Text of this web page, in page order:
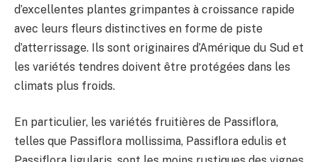
d’excellentes plantes grimpantes à croissance rapide
avec leurs fleurs distinctives en forme de piste
d’atterrissage. Ils sont originaires d’Amérique du Sud et
les variétés tendres doivent être protégées dans les
climats plus froids.
En particulier, les variétés fruitières de Passiflora,
telles que Passiflora mollissima, Passiflora edulis et